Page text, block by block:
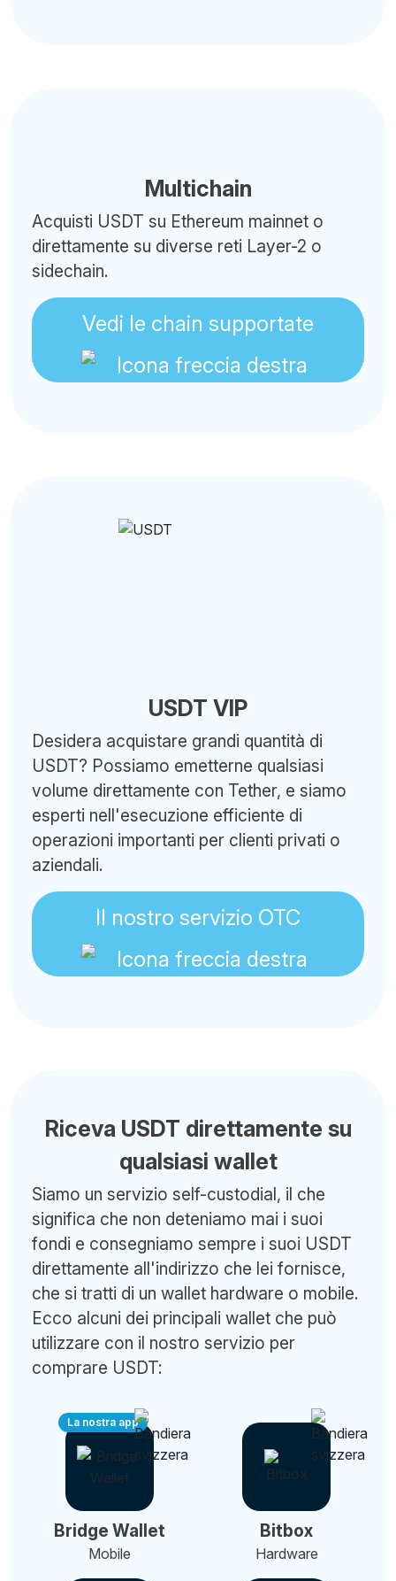
Multichain
Acquisti USDT su Ethereum mainnet o
direttamente su diverse reti Layer-2 o
sidechain.
Vedi le chain supportate
USDT VIP
Desidera acquistare grandi quantità di
USDT? Possiamo emetterne qualsiasi
volume direttamente con Tether, e siamo
esperti nell'esecuzione efficiente di
operazioni importanti per clienti privati o
aziendali.
Il nostro servizio OTC
Riceva USDT direttamente su
qualsiasi wallet
Siamo un servizio self-custodial, il che
significa che non deteniamo mai i suoi
fondi e consegniamo sempre i suoi USDT
direttamente all'indirizzo che lei fornisce,
che si tratti di un wallet hardware o mobile.
Ecco alcuni dei principali wallet che può
utilizzare con il nostro servizio per
comprare USDT:
La nostra app
Bridge Wallet
Mobile
Bitbox
Hardware